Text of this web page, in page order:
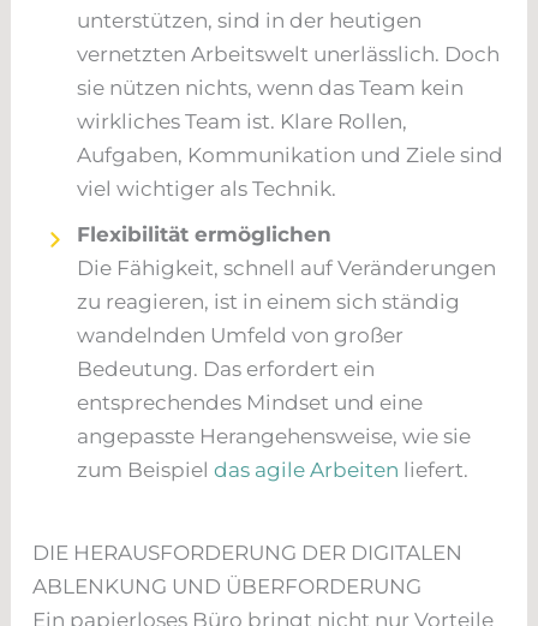
unterstützen, sind in der heutigen
vernetzten Arbeitswelt unerlässlich. Doch
sie nützen nichts, wenn das Team kein
wirkliches Team ist. Klare Rollen,
Aufgaben, Kommunikation und Ziele sind
viel wichtiger als Technik.
Flexibilität ermöglichen
Die Fähigkeit, schnell auf Veränderungen
zu reagieren, ist in einem sich ständig
wandelnden Umfeld von großer
Bedeutung. Das erfordert ein
entsprechendes Mindset und eine
angepasste Herangehensweise, wie sie
zum Beispieldas agile Arbeiten liefert.
DIE HERAUSFORDERUNG DER DIGITALEN
ABLENKUNG UND ÜBERFORDERUNG
Ein papierloses Büro bringt nicht nur Vorteile